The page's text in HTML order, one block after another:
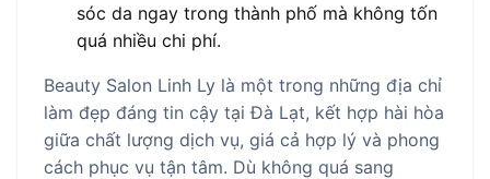
sóc da ngay trong thành phố mà không tốn
quá nhiều chi phí.
Beauty Salon Linh Ly là một trong những địa chỉ
làm đẹp đáng tin cậy tại Đà Lạt, kết hợp hài hòa
giữa chất lượng dịch vụ, giá cả hợp lý và phong
cách phục vụ tận tâm. Dù không quá sang